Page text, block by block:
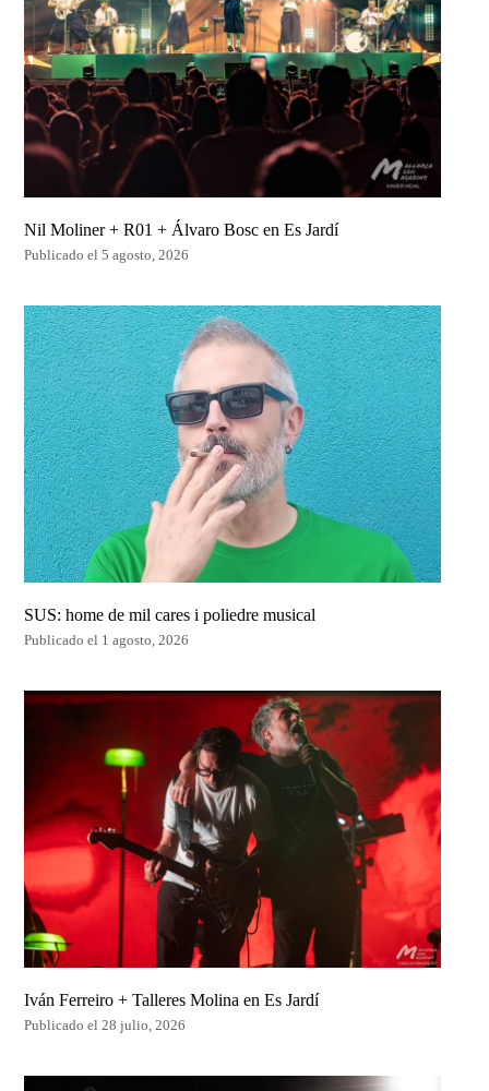
Nil Moliner + R01 + Álvaro Bosc en Es Jardí
Publicado el 5 agosto, 2026
SUS: home de mil cares i poliedre musical
Publicado el 1 agosto, 2026
Iván Ferreiro + Talleres Molina en Es Jardí
Publicado el 28 julio, 2026